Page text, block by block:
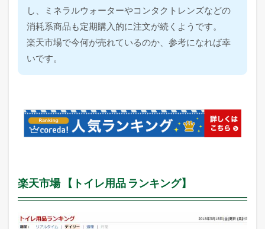
し、ミネラルウォーターやコンタクトレンズなどの
消耗系商品も定期購入的に注文が続くようです。
楽天市場で今何が売れているのか、参考になれば幸
いです。
楽天市場 【トイレ用品 ランキング】